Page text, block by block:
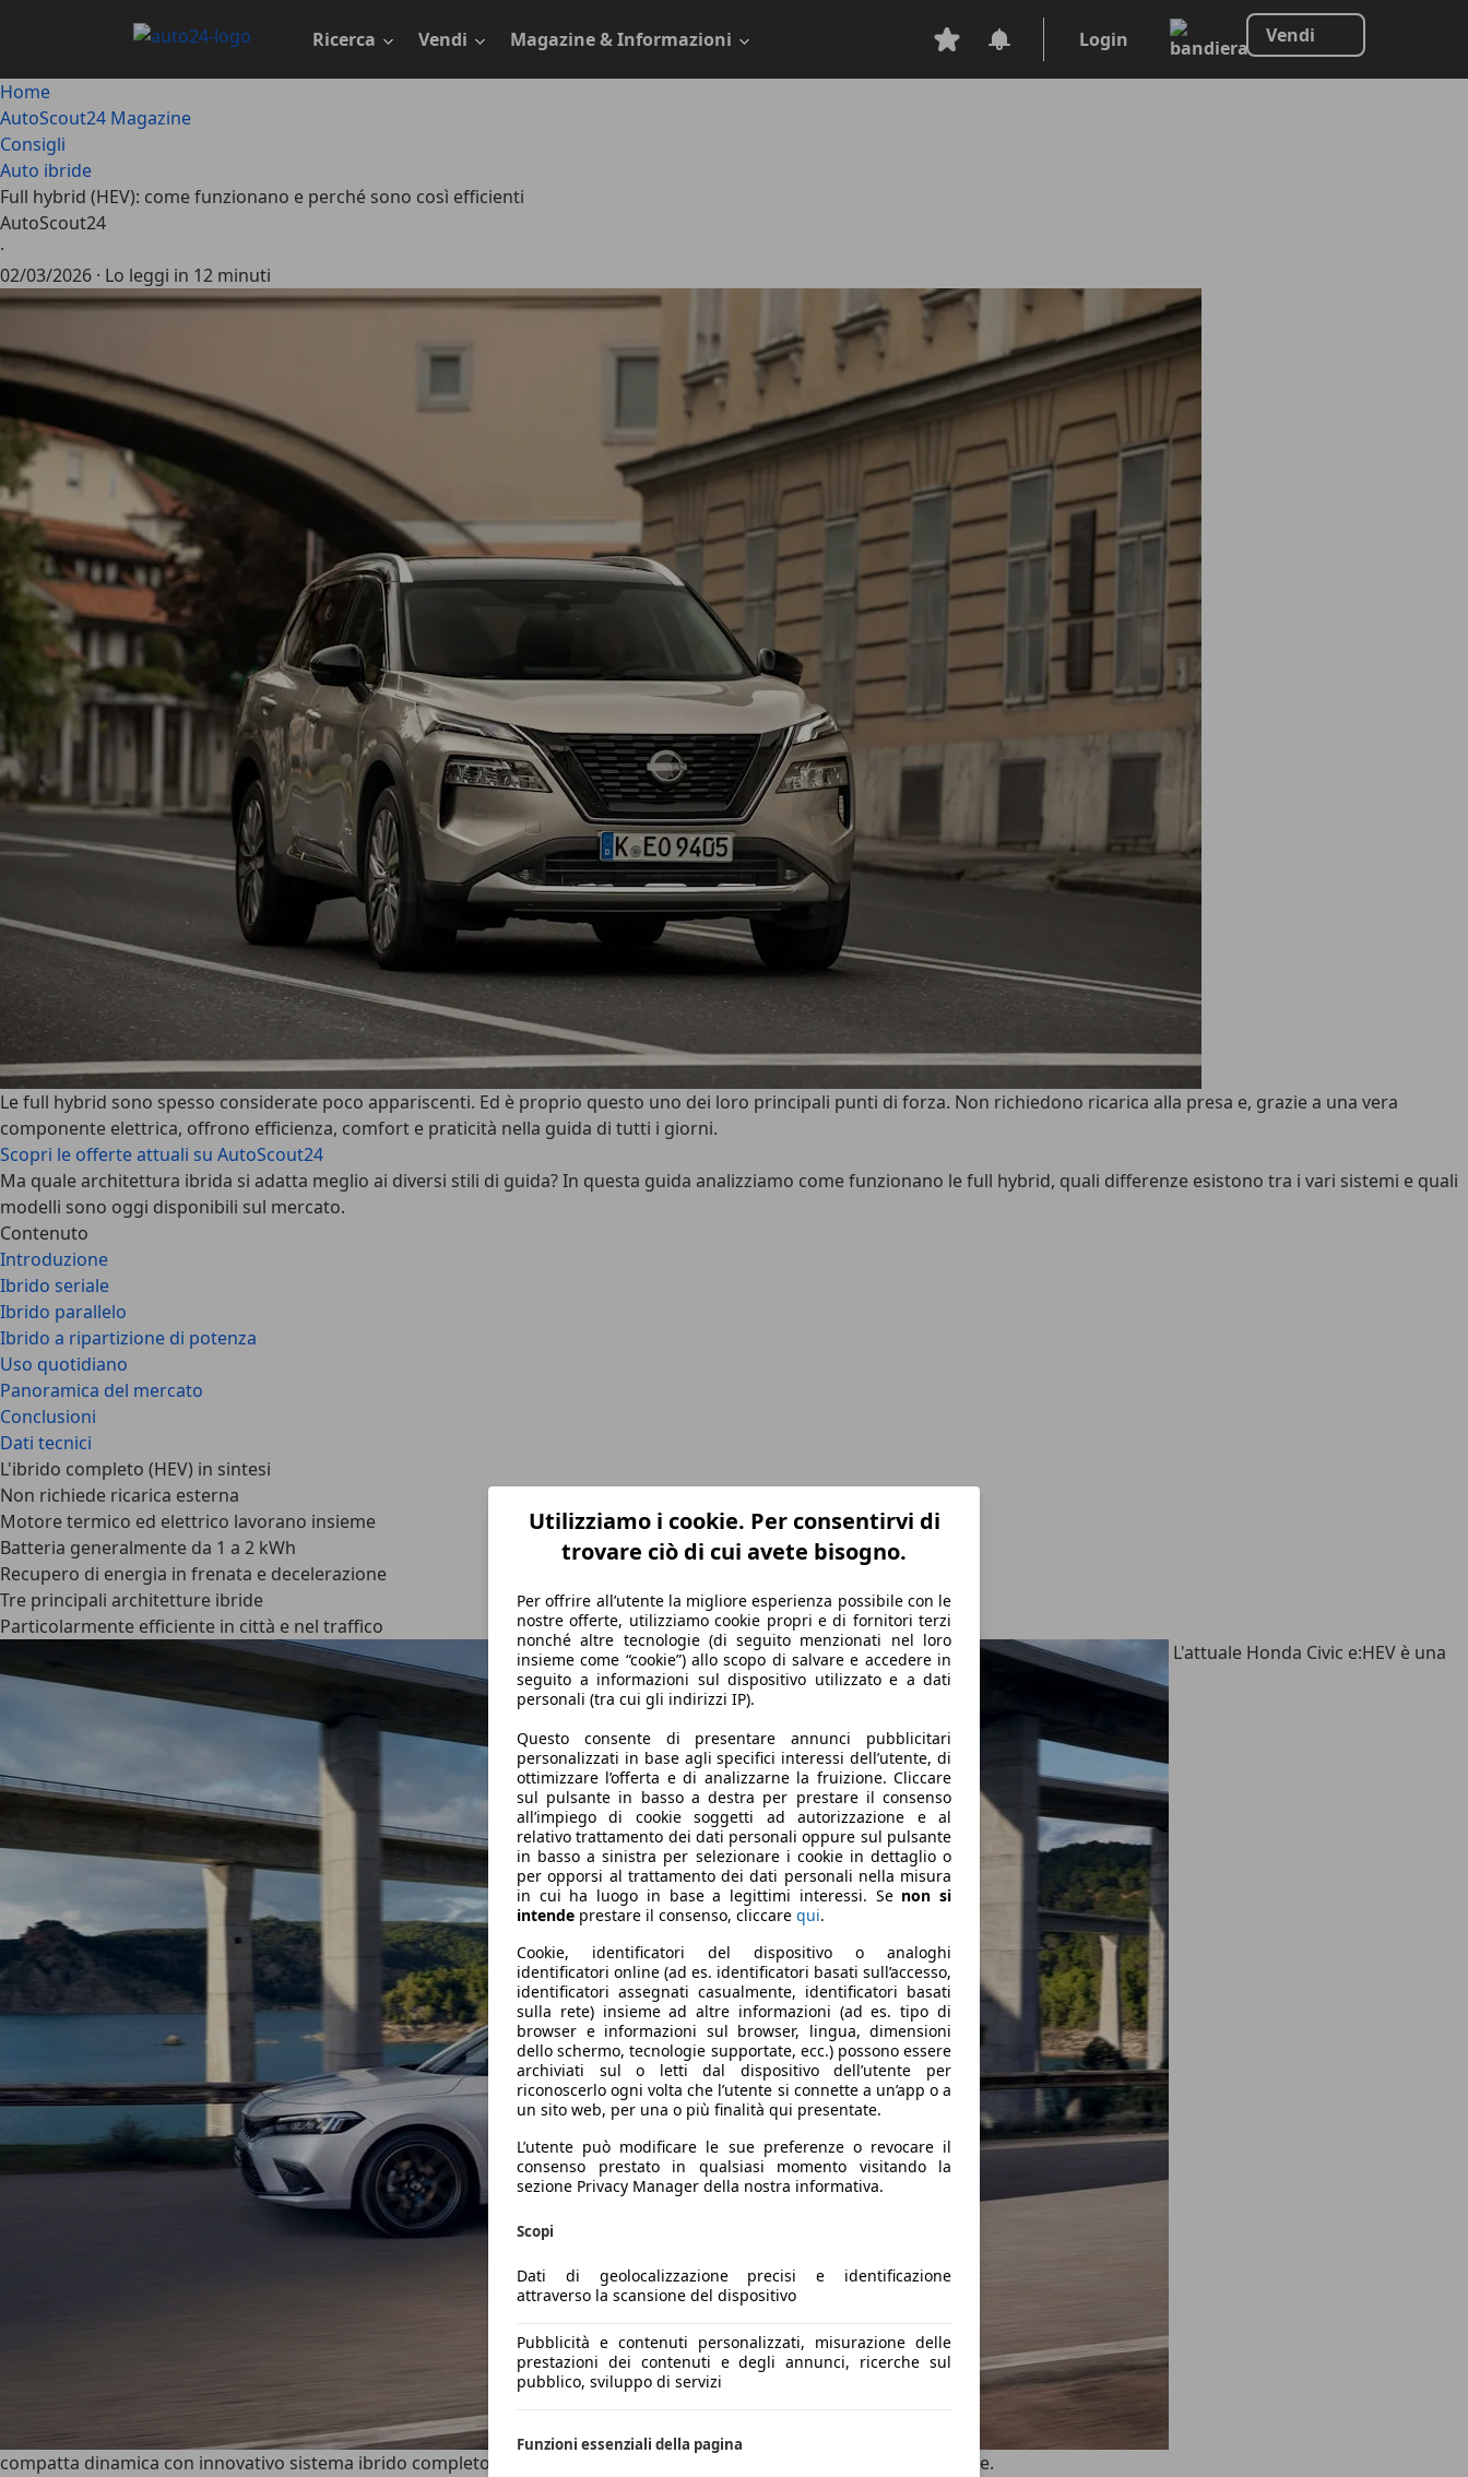
principale
Ricerca Vendi Magazine & Informazioni Login Vendi
Utilizziamo i cookie. Per consentirvi di
trovare ciò di cui avete bisogno.
Per offrire all’utente la migliore esperienza possibile con le
nostre offerte, utilizziamo cookie propri e di fornitori terzi
nonché altre tecnologie (di seguito menzionati nel loro
insieme come “cookie”) allo scopo di salvare e accedere in
seguito a informazioni sul dispositivo utilizzato e a dati
personali (tra cui gli indirizzi IP).
Questo consente di presentare annunci pubblicitari
personalizzati in base agli specifici interessi dell’utente, di
ottimizzare l’offerta e di analizzarne la fruizione. Cliccare
sul pulsante in basso a destra per prestare il consenso
all’impiego di cookie soggetti ad autorizzazione e al
relativo trattamento dei dati personali oppure sul pulsante
in basso a sinistra per selezionare i cookie in dettaglio o
per opporsi al trattamento dei dati personali nella misura
in cui ha luogo in base a legittimi interessi. Se non si
intende prestare il consenso, cliccare qui.
Cookie, identificatori del dispositivo o analoghi
identificatori online (ad es. identificatori basati sull’accesso,
identificatori assegnati casualmente, identificatori basati
sulla rete) insieme ad altre informazioni (ad es. tipo di
browser e informazioni sul browser, lingua, dimensioni
dello schermo, tecnologie supportate, ecc.) possono essere
archiviati sul o letti dal dispositivo dell’utente per
riconoscerlo ogni volta che l’utente si connette a un’app o a
un sito web, per una o più finalità qui presentate.
L’utente può modificare le sue preferenze o revocare il
consenso prestato in qualsiasi momento visitando la
sezione Privacy Manager della nostra informativa.
Scopi
Dati di geolocalizzazione precisi e identificazione
attraverso la scansione del dispositivo
Pubblicità e contenuti personalizzati, misurazione delle
prestazioni dei contenuti e degli annunci, ricerche sul
pubblico, sviluppo di servizi
Funzioni essenziali della pagina
Home
AutoScout24 Magazine
Consigli
Auto ibride
Full hybrid (HEV): come funzionano e perché sono così efficienti
AutoScout24
·
02/03/2026 · Lo leggi in 12 minuti
Le full hybrid sono spesso considerate poco appariscenti. Ed è proprio questo uno dei loro principali punti di forza. Non richiedono ricarica alla presa e, grazie a una vera
componente elettrica, offrono efficienza, comfort e praticità nella guida di tutti i giorni.
Scopri le offerte attuali su AutoScout24
Ma quale architettura ibrida si adatta meglio ai diversi stili di guida? In questa guida analizziamo come funzionano le full hybrid, quali differenze esistono tra i vari sistemi e quali
modelli sono oggi disponibili sul mercato.
Contenuto
Introduzione
Ibrido seriale
Ibrido parallelo
Ibrido a ripartizione di potenza
Uso quotidiano
Panoramica del mercato
Conclusioni
Dati tecnici
L'ibrido completo (HEV) in sintesi
Non richiede ricarica esterna
Motore termico ed elettrico lavorano insieme
Batteria generalmente da 1 a 2 kWh
Recupero di energia in frenata e decelerazione
Tre principali architetture ibride
Particolarmente efficiente in città e nel traffico
L'attuale Honda Civic e:HEV è una
compatta dinamica con innovativo sistema ibrido completo, in cui il motore elettrico gestisce principalmente la trazione.